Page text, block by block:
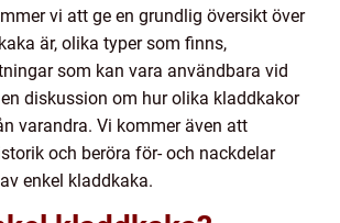
vi att ge en grundlig översikt över
är, olika typer som finns,
som kan vara användbara vid
diskussion om hur olika kladdkakor
varandra. Vi kommer även att
och beröra för- och nackdelar
enkel kladdkaka.